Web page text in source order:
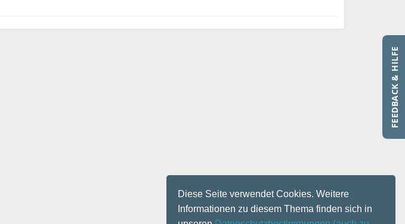
Diese Seite verwendet Cookies. Weitere
Informationen zu diesem Thema finden sich in
FEEDBACK & HILFE